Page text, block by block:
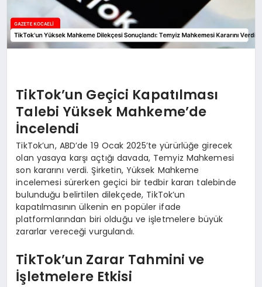
TikTok’un Geçici Kapatılması
Talebi Yüksek Mahkeme’de
İncelendi
TikTok’un, ABD’de 19 Ocak 2025’te yürürlüğe girecek
olan yasaya karşı açtığı davada, Temyiz Mahkemesi
son kararını verdi. Şirketin, Yüksek Mahkeme
incelemesi sürerken geçici bir tedbir kararı talebinde
bulunduğu belirtilen dilekçede, TikTok’un
kapatılmasının ülkenin en popüler ifade
platformlarından biri olduğu ve işletmelere büyük
zararlar vereceği vurgulandı.
TikTok’un Zarar Tahmini ve
İşletmelere Etkisi